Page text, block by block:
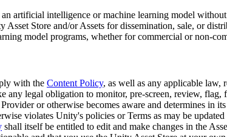
artificial intelligence or machine learning model
Store and/or Assets for dissemination, sale, or
model programs, whether for commercial or non-
with the Content Policy, as well as any applicable law,
any legal obligation to monitor, pre-screen, review,
or otherwise becomes aware and determines in
violates Unity's policies or Terms as may be
shall itself be entitled to edit and make changes in the